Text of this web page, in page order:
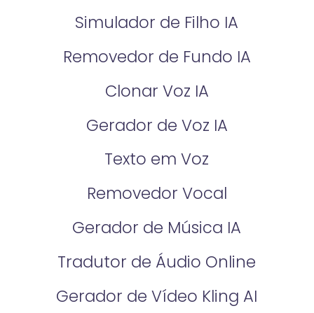
Simulador de Filho IA
Removedor de Fundo IA
Clonar Voz IA
Gerador de Voz IA
Texto em Voz
Removedor Vocal
Gerador de Música IA
Tradutor de Áudio Online
Gerador de Vídeo Kling AI